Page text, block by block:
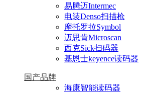
易腾迈Intermec
电装Denso扫描枪
摩托罗拉Symbol
迈思肯Microscan
西克Sick扫码器
基恩士keyence读码器
国产品牌
海康智能读码器